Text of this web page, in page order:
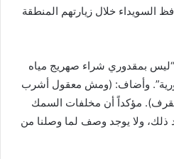
السويداء خلال زيارتهم المنطقة
“ليس بمقدوري شراء صهريج مياه
ليرة سورية”. وأضاف: (ومش معقول أشرب
مؤكداً أن مخلفات السمك
ذلك، ولا يوجد وصف لما وصلنا من